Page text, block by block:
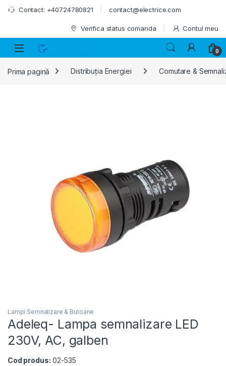
Skip to navigation
Skip to content
Contact: +40724780821 contact@electrice.com
Verifica status comanda Contul meu
0
Prima pagină Distribuția Energiei Comutare &
Lampi Semnalizare & Butoane
Adeleq- Lampa semnalizare LED
230V, AC, galben
Cod produs: 02-535